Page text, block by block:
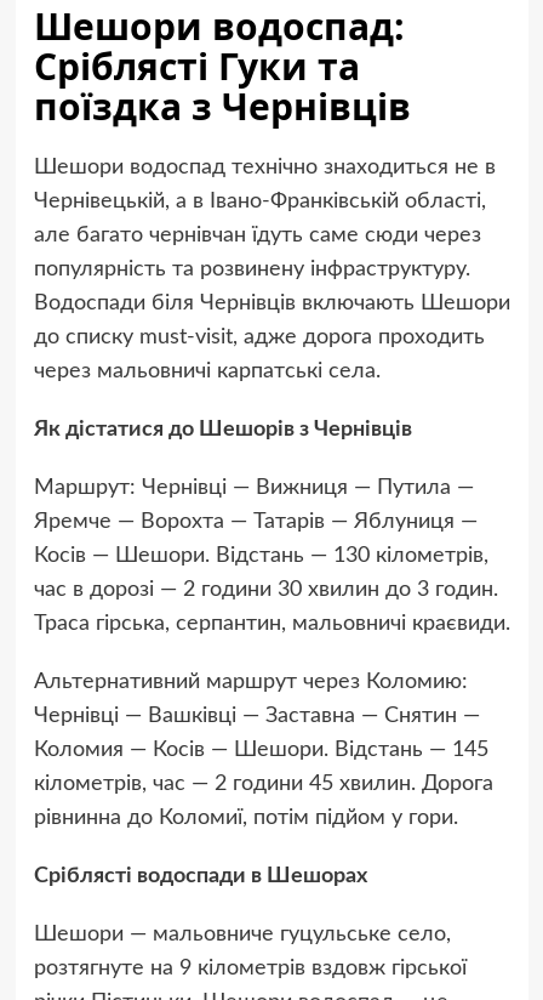
Шешори водоспад:
Сріблясті Гуки та
поїздка з Чернівців
Шешори водоспад технічно знаходиться не в
Чернівецькій, а в Івано-Франківській області,
але багато чернівчан їдуть саме сюди через
популярність та розвинену інфраструктуру.
Водоспади біля Чернівців включають Шешори
до списку must-visit, адже дорога проходить
через мальовничі карпатські села.
Як дістатися до Шешорів з Чернівців
Маршрут: Чернівці — Вижниця — Путила —
Яремче — Ворохта — Татарів — Яблуниця —
Косів — Шешори. Відстань — 130 кілометрів,
час в дорозі — 2 години 30 хвилин до 3 годин.
Траса гірська, серпантин, мальовничі краєвиди.
Альтернативний маршрут через Коломию:
Чернівці — Вашківці — Заставна — Снятин —
Коломия — Косів — Шешори. Відстань — 145
кілометрів, час — 2 години 45 хвилин. Дорога
рівнинна до Коломиї, потім підйом у гори.
Сріблясті водоспади в Шешорах
Шешори — мальовниче гуцульське село,
розтягнуте на 9 кілометрів вздовж гірської